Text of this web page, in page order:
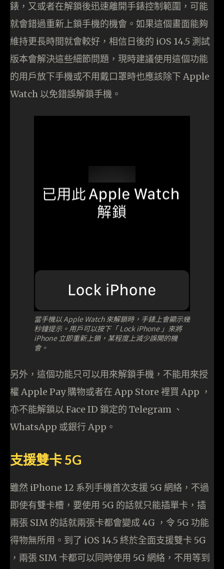
錶，又或者在解鎖後迅速離開手錶控制範圍，可能
就會錯過重新上鎖手機的機會。如果這個畫面能夠
維持更長時間就會較好，相信日後的 iOS 14.5 測試
版本會解決這些細節問題，現時建議使用這個功能
的用戶放下手機或不用戴口罩時也應該除下 Apple
Watch 以免錯誤解鎖手機。
當手機以 Apple Watch 來解鎖時，手錶上會顯示幾
秒鐘提示。用戶可以按下「 Lock iPhone 」來將
iPhone 立即重新上鎖，某程度上減少誤開的機
會。
另外，這個功能只可以用來解鎖手機，不能用來授
權 Apple Pay 購物或者在 App Store 裡買 App ，
亦不能解鎖以 Face ID 鎖定的 Telegram 、
WhatsApp 或銀行 App。
支援雙卡 5G
雖然 iPhone 12 系列手機首次支援 5G 網絡，不過
即使有雙卡槽，要使用 5G 的話就只能插單卡，插
兩張 SIM 的話就兩張卡都會變成 4G ，令 5G 功能
得物無所用。到了 iOS 14.5 終於全面支援雙卡 5G
，兩張 SIM 卡都可以同時使用 5G 網絡，不用等到